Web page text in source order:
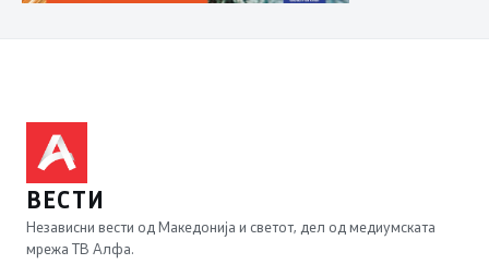
ВЕСТИ
Независни вести од Македонија и светот, дел од медиумската
мрежа ТВ Алфа.